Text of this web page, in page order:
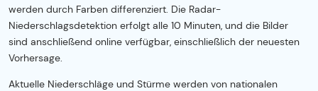
werden durch Farben differenziert. Die Radar-
Niederschlagsdetektion erfolgt alle 10 Minuten, und die Bilder
sind anschließend online verfügbar, einschließlich der neuesten
Vorhersage.
Aktuelle Niederschläge und Stürme werden von nationalen